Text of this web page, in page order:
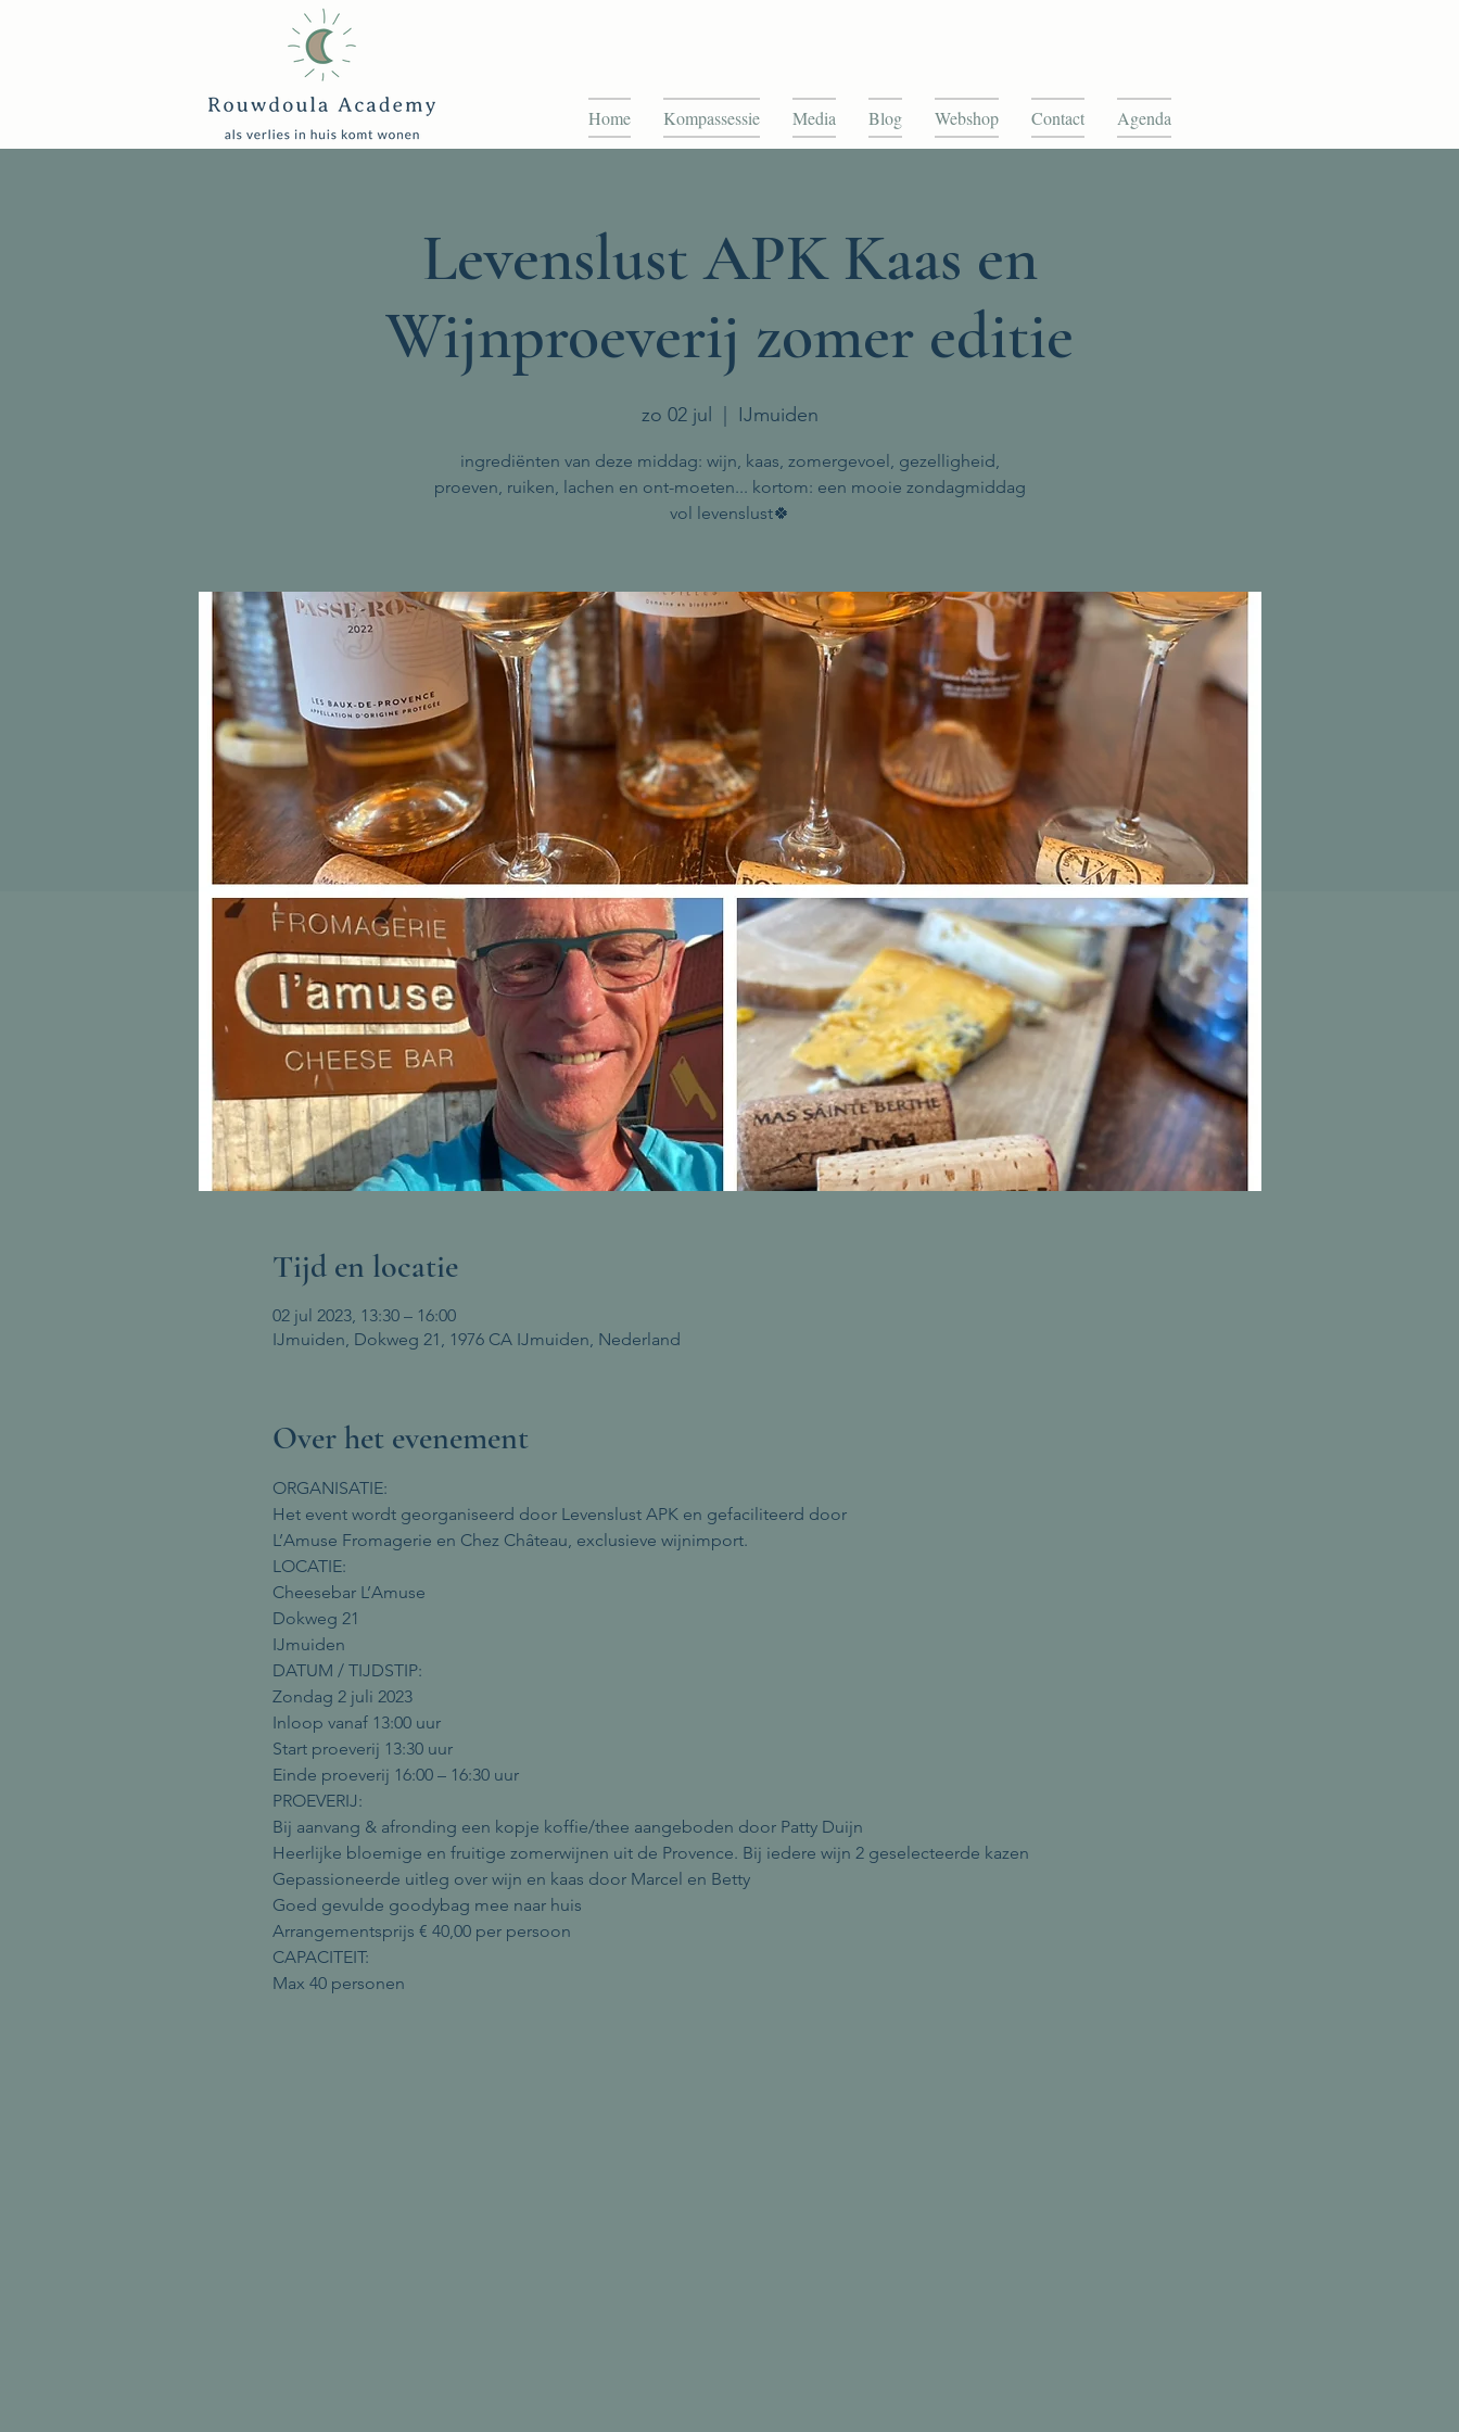
Home Kompassessie Media Blog Webshop Contact Agenda
Levenslust APK Kaas en
Wijnproeverij zomer editie
zo 02 jul IJmuiden
ingrediënten van deze middag: wijn, kaas, zomergevoel, gezelligheid,
proeven, ruiken, lachen en ont-moeten... kortom: een mooie zondagmiddag
vol levenslust🍀
Tijd en locatie
02 jul 2023, 13:30 – 16:00
IJmuiden, Dokweg 21, 1976 CA IJmuiden, Nederland
Over het evenement
ORGANISATIE:
Het event wordt georganiseerd door Levenslust APK en gefaciliteerd door
L’Amuse Fromagerie en Chez Château, exclusieve wijnimport.
LOCATIE:
Cheesebar L’Amuse
Dokweg 21
IJmuiden
DATUM / TIJDSTIP:
Zondag 2 juli 2023
Inloop vanaf 13:00 uur
Start proeverij 13:30 uur
Einde proeverij 16:00 – 16:30 uur
PROEVERIJ:
Bij aanvang & afronding een kopje koffie/thee aangeboden door Patty Duijn
Heerlijke bloemige en fruitige zomerwijnen uit de Provence. Bij iedere wijn 2 geselecteerde kazen
Gepassioneerde uitleg over wijn en kaas door Marcel en Betty
Goed gevulde goodybag mee naar huis
Arrangementsprijs € 40,00 per persoon
CAPACITEIT:
Max 40 personen